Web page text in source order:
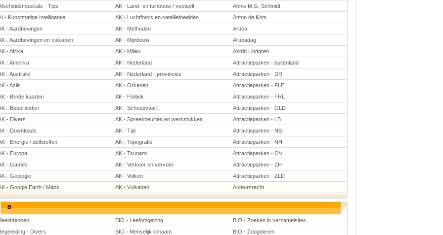
- Tips
AK - Land- en tuinbouw / veeteelt
Annie M.G. Schmidt
- Kunstmatige Intelligentie
AK - Luchtfoto's en satellietbeelden
Anton de Kom
- Aardbevingen
AK - Methoden
Aruba
- Aardbevingen en vulkanen
AK - Mijnbouw
Arubadag
- Afrika
AK - Milieu
Astrid Lindgren
- Amerika
AK - Nederland
Attractieparken - buitenland
- Australië
AK - Nederland - provincies
Attractieparken - DR
- Azië
AK - Orkanen
Attractieparken - FLE
- Blinde kaarten
AK - Politiek
Attractieparken - FRL
- Bosbranden
AK - Scheepvaart
Attractieparken - GLD
- Divers
AK - Spreekbeurten en werkstukken
Attractieparken - LB
- Downloads
AK - Tijd
Attractieparken - NB
- Energie / delfstoffen
AK - Topografie
Attractieparken - NH
- Europa
AK - Tsunami
Attractieparken - OV
- Games
AK - Verkeer en vervoer
Attractieparken - ZH
- Geologie
AK - Volken
Attractieparken - ZLD
- Google Earth / Maps
AK - Vulkanen Auteursrecht
B
BIO - Leefomgeving
BIO - Zoeken in verzamelsites
- Divers
BIO - Menselijk lichaam
BIO - Zoogdieren